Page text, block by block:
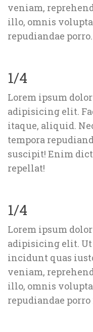
veniam,
illo, omnis
repudiandae porro.
1/4
Lorem ipsum
adipisicing elit.
itaque, aliquid.
tempora
uscipit! Enim
repellat!
1/4
Lorem ipsum
adipisicing elit. Ut
incidunt quas
veniam,
illo, omnis
repudiandae